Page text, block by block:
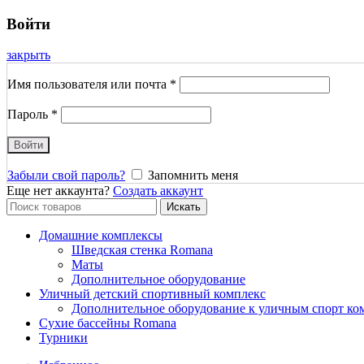
Войти
закрыть
Имя пользователя или почта *
Пароль *
Войти
Забыли свой пароль?
Запомнить меня
Еще нет аккаунта? Создать аккаунт
Search
for:
Искать
Домашние комплексы
Шведская стенка Romana
Маты
Дополнительное оборудование
Уличный детский спортивный комплекс
Дополнительное оборудование к уличным спорт
Сухие бассейны Romana
Турники